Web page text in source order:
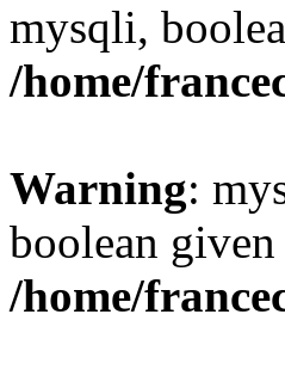
mysqli,
/home/
Warning:
boolean
/home/